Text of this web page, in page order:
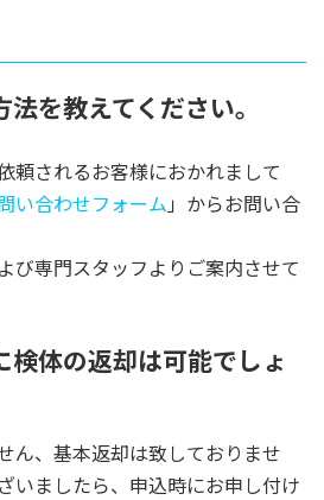
を教えてください。
頼されるお客様におかれまして
い合わせフォーム 」からお問い合
び専門スタッフよりご案内させて
検体の返却は可能でしょ
ん、基本返却は致しておりませ
いましたら、申込時にお申し付け